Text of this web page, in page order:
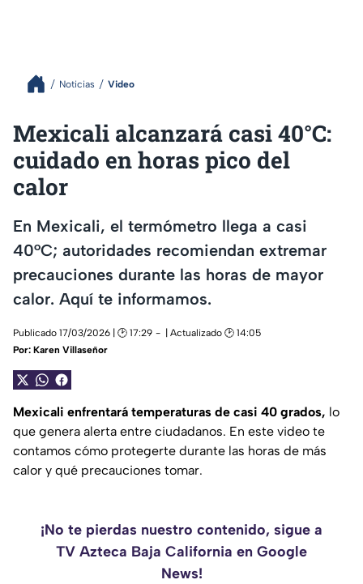
Noticias Video
Mexicali alcanzará casi 40°C:
cuidado en horas pico del
calor
En Mexicali, el termómetro llega a casi
40°C; autoridades recomiendan extremar
precauciones durante las horas de mayor
calor. Aquí te informamos.
Publicado 17/03/2026 | 🕑 17:29
| Actualizado 🕑 14:05
Por: Karen Villaseñor
Mexicali enfrentará temperaturas de casi 40 grados, lo
que genera alerta entre ciudadanos. En este video te
contamos cómo protegerte durante las horas de más
calor y qué precauciones tomar.
¡No te pierdas nuestro contenido, sigue a
TV Azteca Baja California en Google
News!